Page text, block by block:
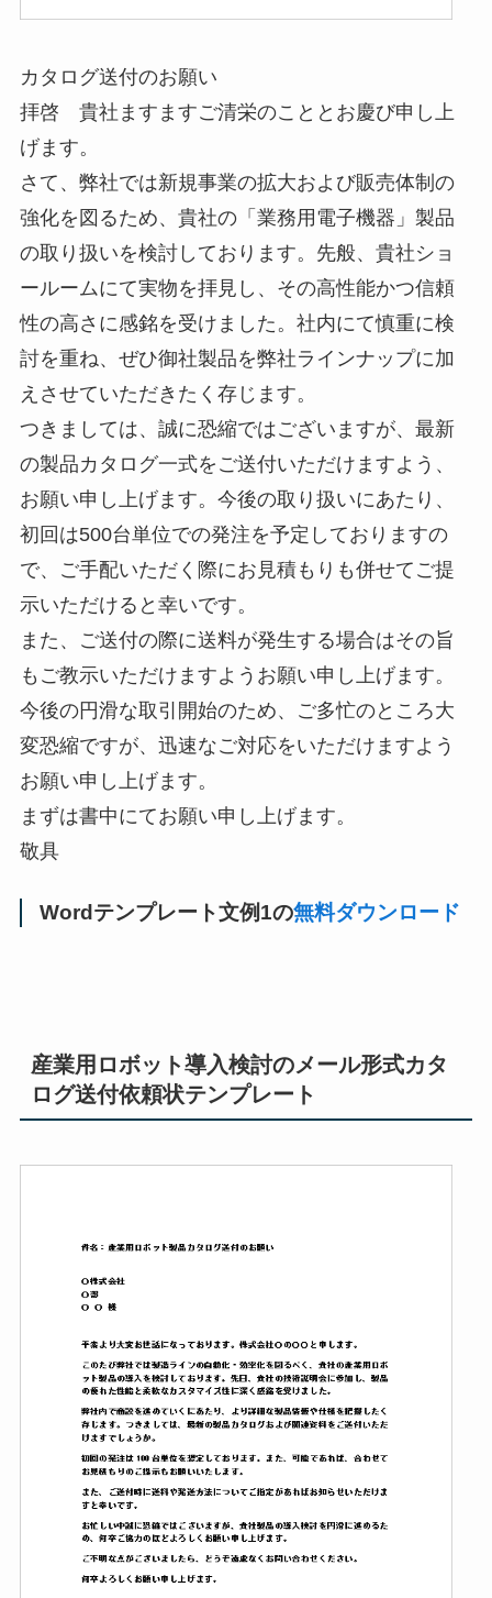
カタログ送付のお願い
拝啓 貴社ますますご清栄のこととお慶び申し上
げます。
さて、弊社では新規事業の拡大および販売体制の
強化を図るため、貴社の「業務用電子機器」製品
の取り扱いを検討しております。先般、貴社ショ
ールームにて実物を拝見し、その高性能かつ信頼
性の高さに感銘を受けました。社内にて慎重に検
討を重ね、ぜひ御社製品を弊社ラインナップに加
えさせていただきたく存じます。
つきましては、誠に恐縮ではございますが、最新
の製品カタログ一式をご送付いただけますよう、
お願い申し上げます。今後の取り扱いにあたり、
初回は500台単位での発注を予定しておりますの
で、ご手配いただく際にお見積もりも併せてご提
示いただけると幸いです。
また、ご送付の際に送料が発生する場合はその旨
もご教示いただけますようお願い申し上げます。
今後の円滑な取引開始のため、ご多忙のところ大
変恐縮ですが、迅速なご対応をいただけますよう
お願い申し上げます。
まずは書中にてお願い申し上げます。
敬具
Wordテンプレート文例1の無料ダウンロード
産業用ロボット導入検討のメール形式カタ
ログ送付依頼状テンプレート